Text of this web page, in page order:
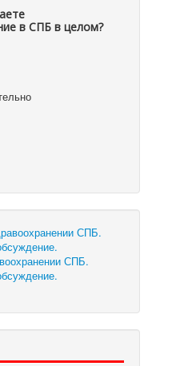
в СПБ в целом?
СПБ.